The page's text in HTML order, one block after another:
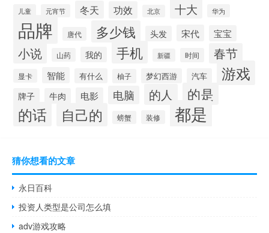
儿童 元宵节 冬天 功效 北京 十大 华为
品牌 唐代 多少钱 头发 宋代 宝宝
小说 山药 我的 手机 新疆 时间 春节
显卡 智能 有什么 柚子 梦幻西游 汽车 游戏
牌子 牛肉 电影 电脑 的人 的是
的话 自己的 螃蟹 装修 都是
猜你想看的文章
永日百科
投资人类型是公司怎么填
adv游戏攻略